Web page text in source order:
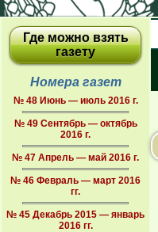
Где можно взять
газету
Номера газет
№ 48 Июнь — июль 2016 г.
№ 49 Сентябрь — октябрь
2016 г.
№ 47 Апрель — май 2016 г.
№ 46 Февраль — март 2016
гг.
№ 45 Декабрь 2015 — январь
2016 гг.